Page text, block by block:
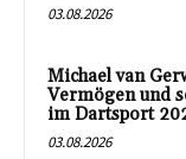
03.08.2026
Michael van
Vermögen und
im Dartsport
03.08.2026